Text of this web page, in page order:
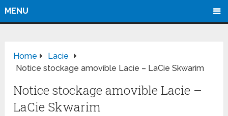
MENU
Home
Lacie
Notice stockage amovible Lacie – LaCie Skwarim
Notice stockage amovible Lacie –
LaCie Skwarim